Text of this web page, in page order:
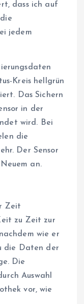
dass ich auf
jedem
Kreis hellgrün
Das Sichern
in der
wird. Bei
die
Der Sensor
an.
Zeit
zu Zeit zur
wie er
die Daten der
Die
Auswahl
vor, wie